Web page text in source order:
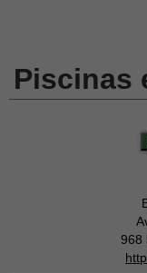
Piscinas
968